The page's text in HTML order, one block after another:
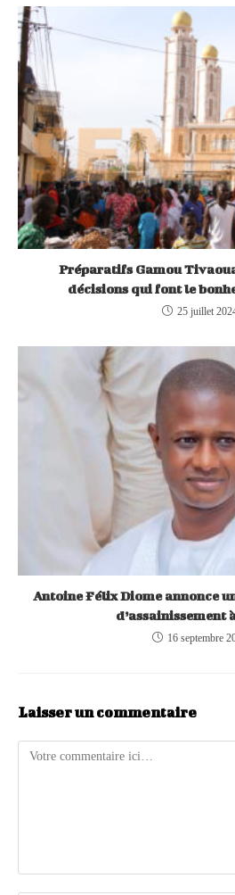
Préparatifs Gamou
décisions qui font le
25 juillet
Antoine Félix Diome annonce
d’assainissement
16 septembre
Laisser un commentaire